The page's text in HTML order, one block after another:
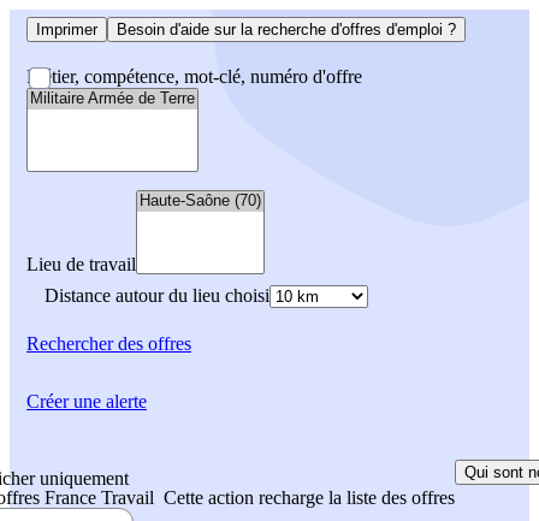
Imprimer Besoin d'aide sur la recherche d'offres d'emploi ?
Métier, compétence, mot-clé, numéro d'offre
Lieu de travail
Distance autour du lieu choisi
Rechercherdes offres
uniquement
France Travail Cette action recharge la liste des offres
Qui sont
Créer une alerte